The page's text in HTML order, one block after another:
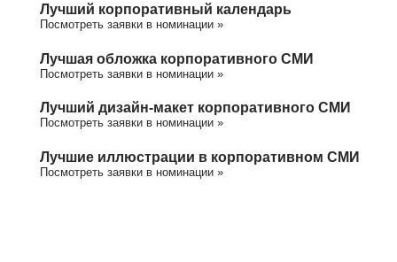
Лучший корпоративный календарь
Посмотреть заявки в номинации »
Лучшая обложка корпоративного СМИ
Посмотреть заявки в номинации »
Лучший дизайн-макет корпоративного СМИ
Посмотреть заявки в номинации »
Лучшие иллюстрации в корпоративном СМИ
Посмотреть заявки в номинации »